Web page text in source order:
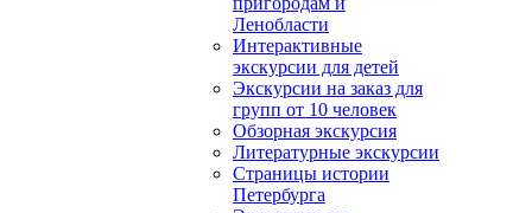
Ленобласти
Интерактивные
экскурсии для детей
Экскурсии на заказ для
групп от 10 человек
Обзорная экскурсия
Литературные экскурсии
Страницы истории
Петербурга